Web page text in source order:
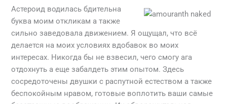
Астероид водилась бдительна
буква моим откликам а также
сильно заведовала движением. Я ощущал, что всё
делается на моих условиях вдобавок во моих
интересах. Никогда бы не взвесил, чего смогу ага
отдохнуть а еще забалдеть этим опытом. Здесь
сосредоточены двушки с распутной естеством а также
беспокойным нравом, готовые воплотить ваши самые